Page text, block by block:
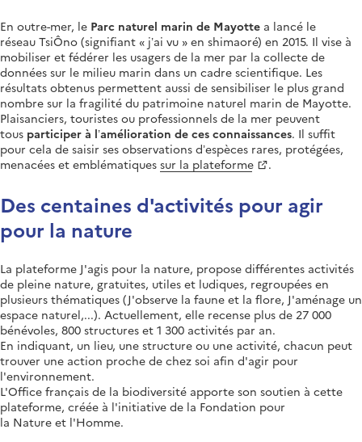
En outre-mer, le Parc naturel marin de Mayotte a lancé le
réseau TsiÔno (signifiant « j’ai vu » en shimaoré) en 2015. Il vise à
mobiliser et fédérer les usagers de la mer par la collecte de
données sur le milieu marin dans un cadre scientifique. Les
résultats obtenus permettent aussi de sensibiliser le plus grand
nombre sur la fragilité du patrimoine naturel marin de Mayotte.
Plaisanciers, touristes ou professionnels de la mer peuvent
tous participer à l’amélioration de ces connaissances. Il suffit
pour cela de saisir ses observations d’espèces rares, protégées,
menacées et emblématiques sur la plateforme .
Des centaines d'activités pour agir
pour la nature
La plateforme J'agis pour la nature, propose différentes activités
de pleine nature, gratuites, utiles et ludiques, regroupées en
plusieurs thématiques (J'observe la faune et la flore, J'aménage un
espace naturel,...). Actuellement, elle recense plus de 27 000
bénévoles, 800 structures et 1 300 activités par an.
En indiquant, un lieu, une structure ou une activité, chacun peut
trouver une action proche de chez soi afin d'agir pour
l'environnement.
L'Office français de la biodiversité apporte son soutien à cette
plateforme, créée à l'initiative de la Fondation pour
la Nature et l'Homme.